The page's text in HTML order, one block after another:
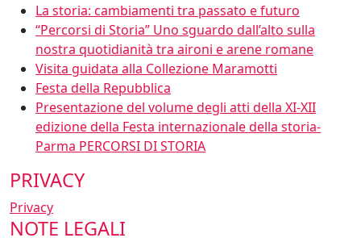
La storia: cambiamenti tra passato e futuro
“Percorsi di Storia” Uno sguardo dall’alto sulla
nostra quotidianità tra aironi e arene romane
Visita guidata alla Collezione Maramotti
Festa della Repubblica
Presentazione del volume degli atti della XI-XII
edizione della Festa internazionale della storia-
Parma PERCORSI DI STORIA
PRIVACY
Privacy
NOTE LEGALI